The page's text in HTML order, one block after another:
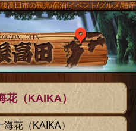
高田市の観光/宿泊/イベント/グルメ/特産
The豊後
花（KAIKA）
花（KAIKA）